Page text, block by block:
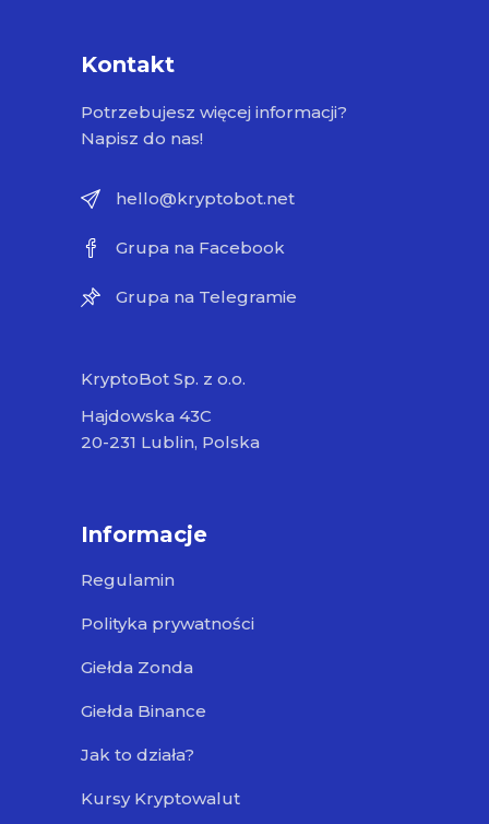
Kontakt
Potrzebujesz więcej informacji?
Napisz do nas!
hello@kryptobot.net
Grupa na Facebook
Grupa na Telegramie
KryptoBot Sp. z o.o.
Hajdowska 43C
20-231 Lublin, Polska
Informacje
Regulamin
Polityka prywatności
Giełda Zonda
Giełda Binance
Jak to działa?
Kursy Kryptowalut